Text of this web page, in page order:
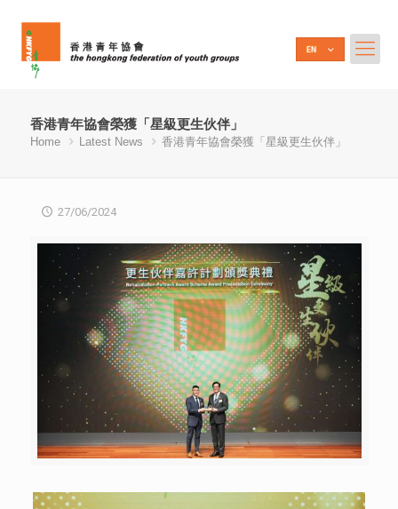
香港青年協會榮獲「星級更生伙伴」
Home Latest News 香港青年協會榮獲「星級更生伙伴」
27/06/2024